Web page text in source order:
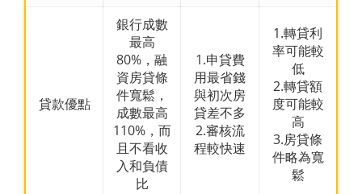
貸款優點
銀行成數
最高
80%，融
資房貸條
件寬鬆，
成數最高
110%，而
且不看收
入和負債
比
1.申貸費
用最省錢
與初次房
貸差不多
2.審核流
程較快速
1.轉貸利
率可能較
低
2.轉貸額
度可能較
高
3.房貸條
件略為寬
鬆